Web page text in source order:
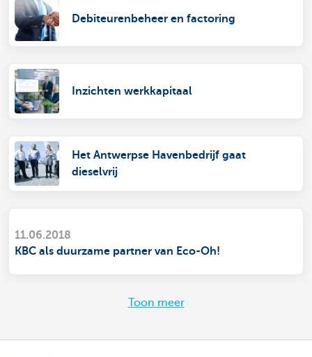
Debiteurenbeheer en factoring
Inzichten werkkapitaal
Het Antwerpse Havenbedrijf gaat
dieselvrij
11.06.2018
KBC als duurzame partner van Eco-Oh!
Toon meer